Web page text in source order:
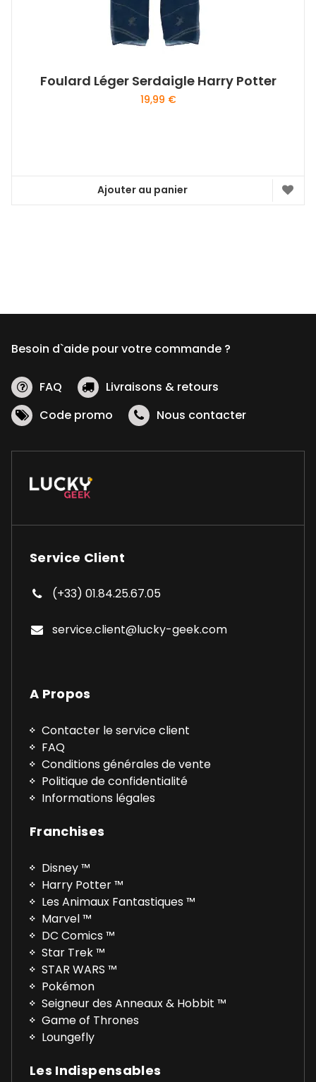
Foulard Léger Serdaigle Harry Potter
19,99 €
Ajouter au panier
Besoin d`aide pour votre commande ?
FAQ
Livraisons & retours
Code promo
Nous contacter
Service Client
(+33) 01.84.25.67.05
service.client@lucky-geek.com
A Propos
Contacter le service client
FAQ
Conditions générales de vente
Politique de confidentialité
Informations légales
Franchises
Disney ™
Harry Potter ™
Les Animaux Fantastiques ™
Marvel ™
DC Comics ™
Star Trek ™
STAR WARS ™
Pokémon
Seigneur des Anneaux & Hobbit ™
Game of Thrones
Loungefly
Les Indispensables